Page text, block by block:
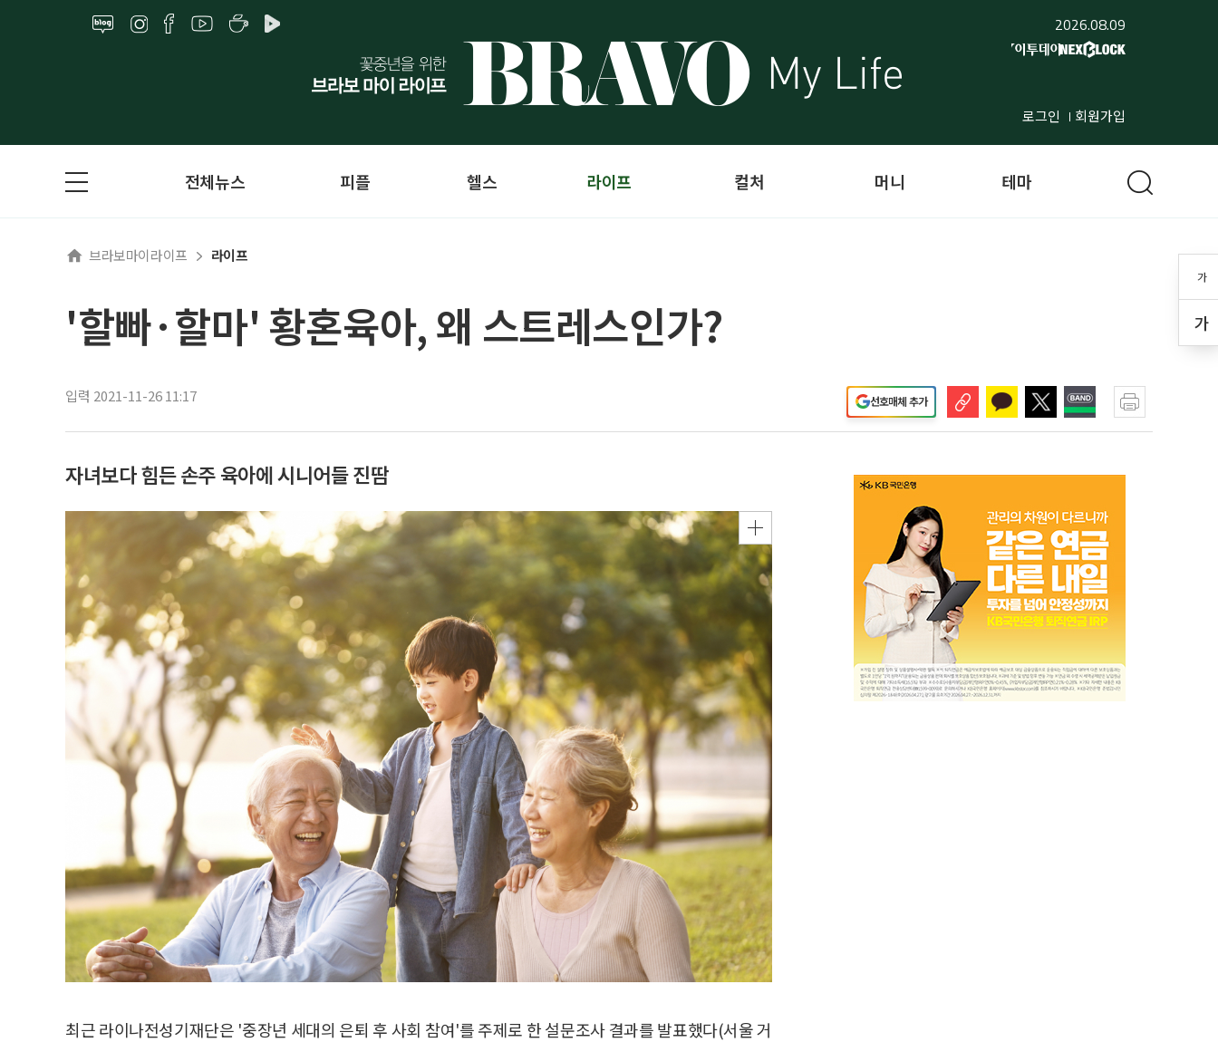
2026.08.09
로그인 회원가입
가
가
전체뉴스 피플 헬스 라이프 컬처 머니 테마
브라보마이라이프 라이프
'할빠·할마' 황혼육아, 왜 스트레스인가?
입력 2021-11-26 11:17 선호매체 추가
자녀보다 힘든 손주 육아에 시니어들 진땀
최근 라이나전성기재단은 '중장년 세대의 은퇴 후 사회 참여'를 주제로 한 설문조사 결과를 발표했다(서울 거